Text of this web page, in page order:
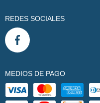
REDES SOCIALES
MEDIOS DE PAGO